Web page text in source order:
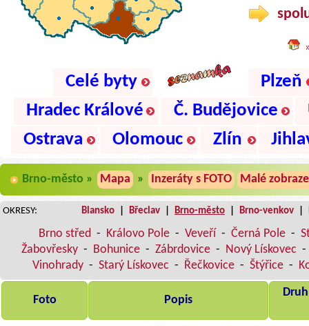
Celé byty
Plzeň
Hradec Králové
Č. Budějovice
Ostrava
Olomouc Zlín
Brno-město » Mapa » Inzeráty s FOTO Malé
OKRESY: Blansko Břeclav Brno-město Brno-venkov
Brno střed - Královo Pole - Veveří - Černá Pole -
Žabovřesky - Bohunice - Zábrdovice - Nový Lískovec -
Vinohrady - Starý Lískovec - Řečkovice - Štýřice -
Foto Popis